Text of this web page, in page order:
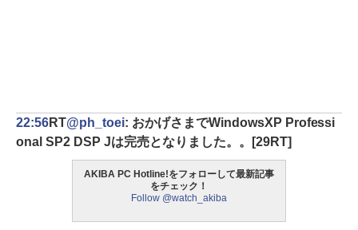
22:56RT@ph_toei: おかげさまでWindowsXP Professi
onal SP2 DSP Jは完売となりました。。
[29RT]
AKIBA PC Hotline!をフォローして最新記事
をチェック！
Follow @watch_akiba